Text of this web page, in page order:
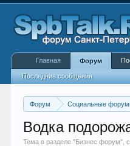
Форум Социальные
Водка
Тема в разделе "Бизнес форум",
Главная Форум
Последние сообщения